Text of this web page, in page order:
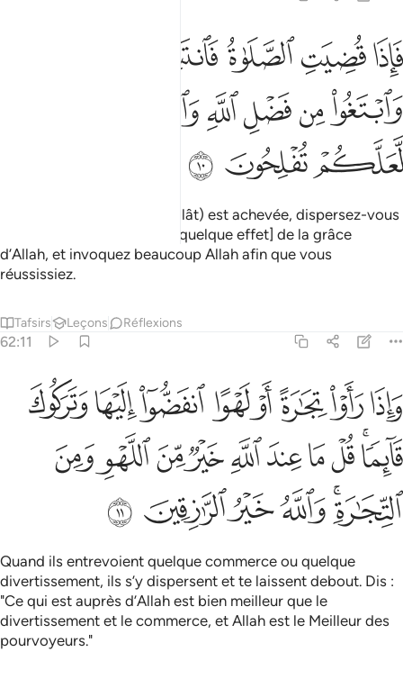
فاذا قضيت الصلاة فانتشروا في الارض وابتغوا من فضل الله واذكروا
فَإِذَا قُضِيَتِ ٱلصَّلَوٰةُ فَٱنتَشِرُوا۟ فِى ٱلْأَرْضِ وَٱبْتَغُوا۟ مِن فَضْلِ ٱللَّهِ
ﱘﱙﱚﱛ
ﱞﱟﱠﱡﱢ
ﱥﱦ ﱧ
Puis quand la prière (As-Salât) est achevée, dispersez-vous
sur la terre, et recherchez [quelque effet] de la grâce
d’Allah, et invoquez beaucoup Allah afin que vous
réussissiez.
Tafsirs Leçons Réflexions
62:11
واذا راوا تجارة او لهوا انفضوا اليها وتركوك قايما قل ما عند الله خير من
وَإِذَا رَأَوْا۟ تِجَـٰرَةً أَوْ لَهْوًا ٱنفَضُّوٓا۟ إِلَيْهَا وَتَرَكُوكَ قَآئِمًۭا
ﱨﱩﱪﱫﱬﱭﱮﱯ
ﱰﱱﱲﱳﱴﱵﱶﱷﱸﱹ
ﱺﱻﱼﱽﱾ ﱿ
Quand ils entrevoient quelque commerce ou quelque
divertissement, ils s’y dispersent et te laissent debout. Dis :
"Ce qui est auprès d’Allah est bien meilleur que le
divertissement et le commerce, et Allah est le Meilleur des
pourvoyeurs."